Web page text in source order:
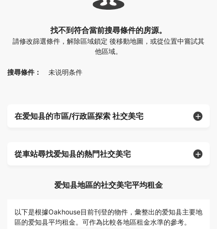
找不到符合當前搜尋條件的房源。
請修改篩選條件，解除區域鎖定 後移動地圖，或從位置中嘗試其
他區域。
搜尋條件： 未说明条件
在爱知县的市區/行政區探索 社交美宅
從車站尋找爱知县的熱門社交美宅
爱知县地區的社交美宅平均租金
以下是根據Oakhouse目前刊登的物件，彙整出的爱知县主要地
區的爱知县平均租金。可作為比較各地區租金水準的參考。